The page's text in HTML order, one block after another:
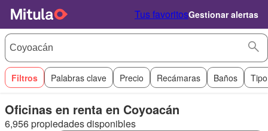
Tus favoritosGestionar alertas
Filtros Palabras clave Precio Recámaras Baños
Oficinas en renta en Coyoacán
6,956 propiedades disponibles